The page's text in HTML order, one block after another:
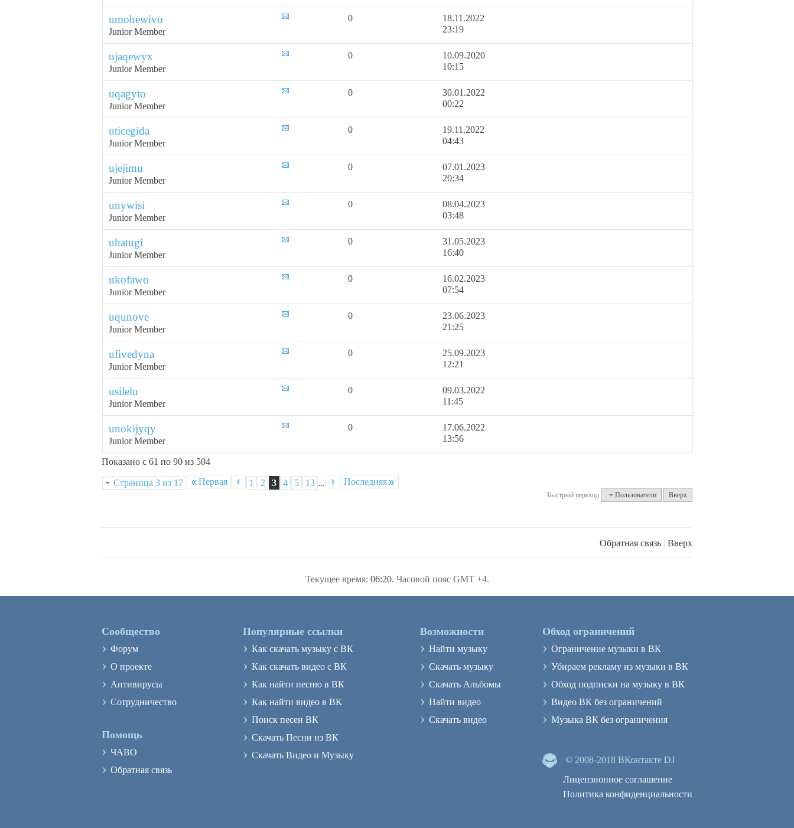
umohewivo
Junior Member
0
18.11.2022
23:19
ujaqewyx
Junior Member
0
10.09.2020
10:15
uqagyto
Junior Member
0
30.01.2022
00:22
uticegida
Junior Member
0
19.11.2022
04:43
ujejimu
Junior Member
0
07.01.2023
20:34
unywisi
Junior Member
0
08.04.2023
03:48
uhatugi
Junior Member
0
31.05.2023
16:40
ukofawo
Junior Member
0
16.02.2023
07:54
uqunove
Junior Member
0
23.06.2023
21:25
ufivedyna
Junior Member
0
25.09.2023
12:21
usilelu
Junior Member
0
09.03.2022
11:45
unokijyqy
Junior Member
0
17.06.2022
13:56
Показано с 61 по 90 из 504
Страница 3 из 17 Первая 1 2 3 4 5 13 ... Последняя
Быстрый переход Пользователи Вверх
Обратная связь | Вверх
Текущее время: 06:20. Часовой пояс GMT +4.
Сообщество
› Форум
› О проекте
› Антивирусы
› Сотрудничество
Помощь
› ЧАВО
› Обратная связь
Популярные ссылки
› Как скачать музыку с ВК
› Как скачать видео с ВК
› Как найти песню в ВК
› Как найти видео в ВК
› Поиск песен ВК
› Скачать Песни из ВК
› Скачать Видео и Музыку
Возможности
› Найти музыку
› Скачать музыку
› Скачать Альбомы
› Найти видео
› Скачать видео
Обход ограничений
› Ограничение музыки в ВК
› Убираем рекламу из музыки в ВК
› Обход подписки на музыку в ВК
› Видео ВК без ограничений
› Музыка ВК без ограничения
© 2008-2018 ВКонтакте DJ
Лицензионное соглашение
Политика конфиденциальности